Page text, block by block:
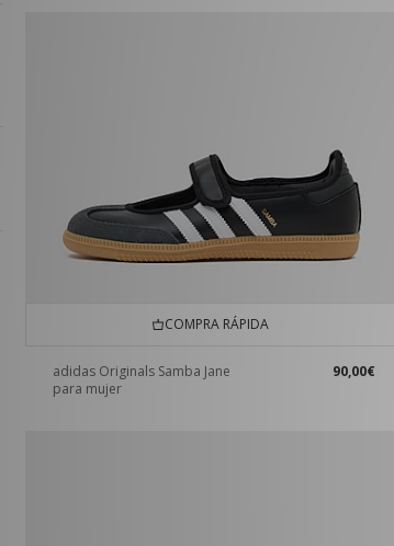
COMPRA RÁPIDA
adidas Originals Samba Jane
para mujer
90,00€